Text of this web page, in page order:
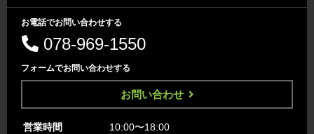
お電話でお問い合わせする
078-969-1550
フォームでお問い合わせする
お問い合わせ
営業時間
10:00〜18:00